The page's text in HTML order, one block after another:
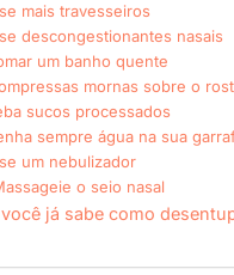
mais travesseiros
descongestionantes nasais
um banho quente
mornas sobre o
sucos processados
sempre água na sua
um nebulizador
o seio nasal
já sabe como